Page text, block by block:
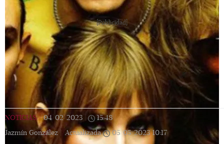
[Publicidad]
NOTICIAS | 04/02/2023 15:48
Jazmín González | Actualizada 05/05/2023 10:17